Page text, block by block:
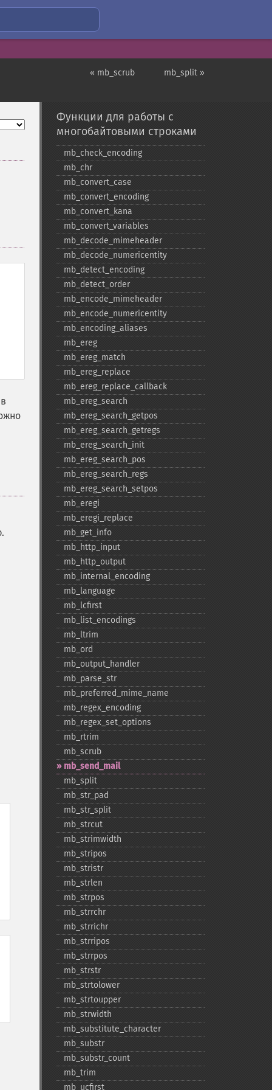
mb_split »
« mb_scrub
Функции для работы с
многобайтовыми строками
mb_​check_​encoding
mb_​chr
mb_​convert_​case
mb_​convert_​encoding
mb_​convert_​kana
mb_​convert_​variables
mb_​decode_​mimeheader
mb_​decode_​numericentity
mb_​detect_​encoding
mb_​detect_​order
mb_​encode_​mimeheader
mb_​encode_​numericentity
mb_​encoding_​aliases
mb_​ereg
mb_​ereg_​match
mb_​ereg_​replace
mb_​ereg_​replace_​callback
mb_​ereg_​search
mb_​ereg_​search_​getpos
mb_​ereg_​search_​getregs
mb_​ereg_​search_​init
mb_​ereg_​search_​pos
mb_​ereg_​search_​regs
mb_​ereg_​search_​setpos
mb_​eregi
mb_​eregi_​replace
mb_​get_​info
mb_​http_​input
mb_​http_​output
mb_​internal_​encoding
mb_​language
mb_​lcfirst
mb_​list_​encodings
mb_​ltrim
mb_​ord
mb_​output_​handler
mb_​parse_​str
mb_​preferred_​mime_​name
mb_​regex_​encoding
mb_​regex_​set_​options
mb_​rtrim
mb_​scrub
mb_​send_​mail
mb_​split
mb_​str_​pad
mb_​str_​split
mb_​strcut
mb_​strimwidth
mb_​stripos
mb_​stristr
mb_​strlen
mb_​strpos
mb_​strrchr
mb_​strrichr
mb_​strripos
mb_​strrpos
mb_​strstr
mb_​strtolower
mb_​strtoupper
mb_​strwidth
mb_​substitute_​character
mb_​substr
mb_​substr_​count
mb_​trim
mb_​ucfirst